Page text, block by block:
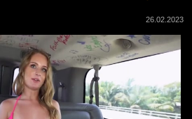
26.02.2023